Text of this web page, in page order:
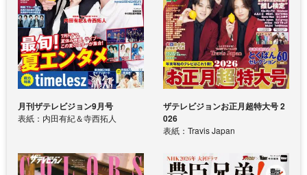
月刊ザテレビジョン9月号
表紙：内田有紀＆寺西拓人
ザテレビジョンお正月超特大号 2
026
表紙：Travis Japan